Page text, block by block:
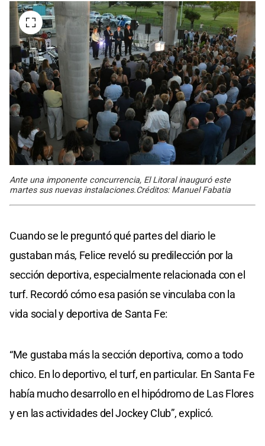
Ante una imponente concurrencia, El Litoral inauguró este
martes sus nuevas instalaciones.Créditos: Manuel Fabatia
Cuando se le preguntó qué partes del diario le
gustaban más, Felice reveló su predilección por la
sección deportiva, especialmente relacionada con el
turf. Recordó cómo esa pasión se vinculaba con la
vida social y deportiva de Santa Fe:
“Me gustaba más la sección deportiva, como a todo
chico. En lo deportivo, el turf, en particular. En Santa Fe
había mucho desarrollo en el hipódromo de Las Flores
y en las actividades del Jockey Club”, explicó.